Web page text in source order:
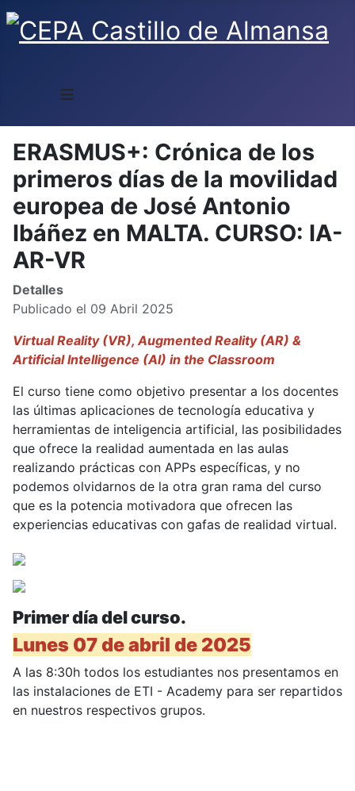
≡
ERASMUS+: Crónica de los
primeros días de la movilidad
europea de José Antonio
Ibáñez en MALTA. CURSO: IA-
AR-VR
Detalles
Publicado el 09 Abril 2025
Virtual Reality (VR), Augmented Reality (AR) &
Artificial Intelligence (AI) in the Classroom
El curso tiene como objetivo presentar a los docentes
las últimas aplicaciones de tecnología educativa y
herramientas de inteligencia artificial, las posibilidades
que ofrece la realidad aumentada en las aulas
realizando prácticas con APPs específicas, y no
podemos olvidarnos de la otra gran rama del curso
que es la potencia motivadora que ofrecen las
experiencias educativas con gafas de realidad virtual.
Primer día del curso.
Lunes 07 de abril de 2025
A las 8:30h todos los estudiantes nos presentamos en
las instalaciones de ETI - Academy para ser repartidos
en nuestros respectivos grupos.